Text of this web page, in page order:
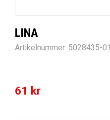
LINA
Artikelnummer: 5028435-01
61 kr